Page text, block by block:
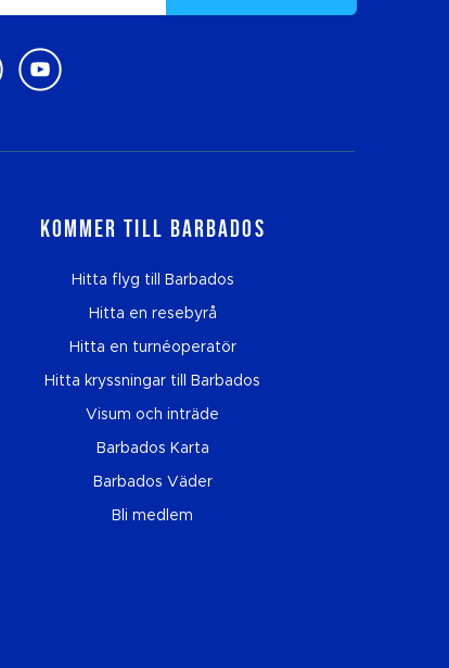
Kommer till Barbados
Hitta flyg till Barbados
Hitta en resebyrå
Hitta en turnéoperatör
Hitta kryssningar till Barbados
Visum och inträde
Barbados Karta
Barbados Väder
Bli medlem